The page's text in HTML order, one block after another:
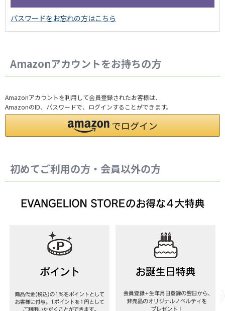
Amazonアカウントをお持ちの方
Amazonアカウントを利用して会員登録されたお客様は、
AmazonのID、パスワードで、ログインすることができます。
初めてご利用の方・会員以外の方